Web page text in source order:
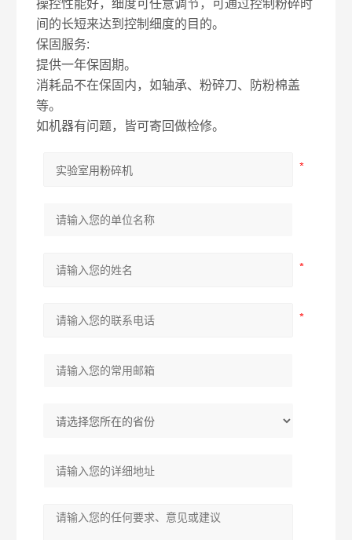
操控性能好，细度可任意调节，可通过控制粉碎时
间的长短来达到控制细度的目的。
保固服务:
提供一年保固期。
消耗品不在保固内，如轴承、粉碎刀、防粉棉盖
等。
如机器有问题，皆可寄回做检修。